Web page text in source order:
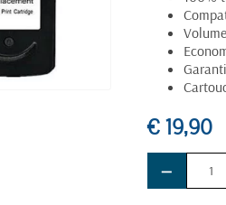
€ 19,90
−